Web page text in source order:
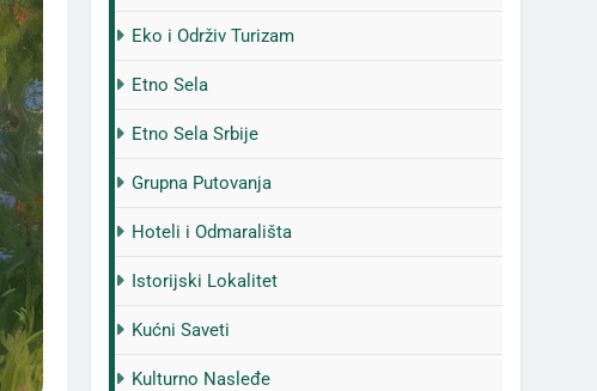
Eko i Održiv Turizam
Etno Sela
Etno Sela Srbije
Grupna Putovanja
Hoteli i Odmarališta
Istorijski Lokalitet
Kućni Saveti
Kulturno Nasleđe